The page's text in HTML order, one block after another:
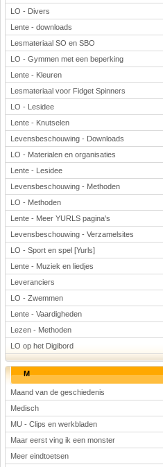
LO - Divers
Lente - downloads
Lesmateriaal SO en SBO
LO - Gymmen met een beperking
Lente - Kleuren
Lesmateriaal voor Fidget Spinners
LO - Lesidee
Lente - Knutselen
Levensbeschouwing - Downloads
LO - Materialen en organisaties
Lente - Lesidee
Levensbeschouwing - Methoden
LO - Methoden
Lente - Meer YURLS pagina's
Levensbeschouwing - Verzamelsites
LO - Sport en spel [Yurls]
Lente - Muziek en liedjes
Leveranciers
LO - Zwemmen
Lente - Vaardigheden
Lezen - Methoden
LO op het Digibord
M
Maand van de geschiedenis
Medisch
MU - Clips en werkbladen
Maar eerst ving ik een monster
Meer eindtoetsen